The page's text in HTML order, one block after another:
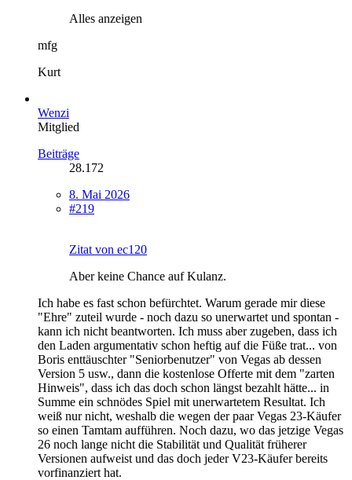
Alles anzeigen
mfg
Kurt
Wenzi
Mitglied
Beiträge
28.172
8. Mai 2026
#219
Zitat von ec120
Aber keine Chance auf Kulanz.
Ich habe es fast schon befürchtet. Warum gerade mir diese
"Ehre" zuteil wurde - noch dazu so unerwartet und spontan -
kann ich nicht beantworten. Ich muss aber zugeben, dass ich
den Laden argumentativ schon heftig auf die Füße trat... von
Boris enttäuschter "Seniorbenutzer" von Vegas ab dessen
Version 5 usw., dann die kostenlose Offerte mit dem "zarten
Hinweis", dass ich das doch schon längst bezahlt hätte... in
Summe ein schnödes Spiel mit unerwartetem Resultat. Ich
weiß nur nicht, weshalb die wegen der paar Vegas 23-Käufer
so einen Tamtam aufführen. Noch dazu, wo das jetzige Vegas
26 noch lange nicht die Stabilität und Qualität früherer
Versionen aufweist und das doch jeder V23-Käufer bereits
vorfinanziert hat.